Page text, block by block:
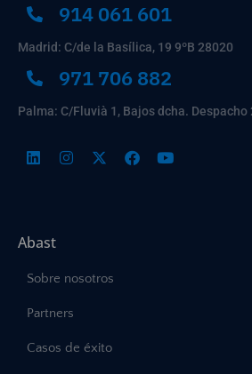
914 061 601
Madrid: C/de la Basílica, 19 9ºB 28020
971 706 882
Palma: C/Fluvià 1, Bajos dcha. Despacho
Abast
Sobre nosotros
Partners
Casos de éxito